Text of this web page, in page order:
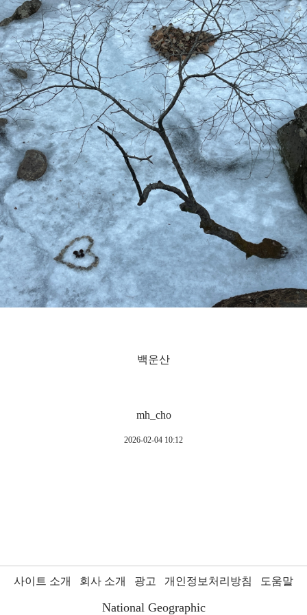
백운산
mh_cho
2026-02-04 10:12
사이트 소개 회사 소개 광고 개인정보처리방침 도움말
National Geographic